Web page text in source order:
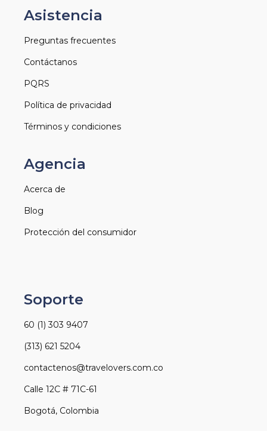
Asistencia
Preguntas frecuentes
Contáctanos
PQRS
Política de privacidad
Términos y condiciones
Agencia
Acerca de
Blog
Protección del consumidor
Soporte
60 (1) 303 9407
(313) 621 5204
contactenos@travelovers.com.co
Calle 12C # 71C-61
Bogotá, Colombia